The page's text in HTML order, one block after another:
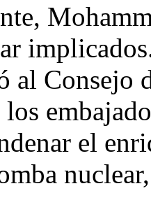
al Consejo
el